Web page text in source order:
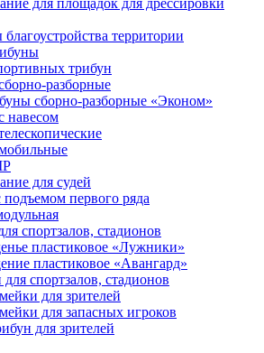
для площадок для дрессировки
территории
трибун
разборные
сборно-разборные «Эконом»
навесом
для судей
подъемом первого ряда
спортзалов, стадионов
пластиковое «Лужники»
пластиковое «Авангард»
спортзалов, стадионов
для зрителей
для запасных игроков
для зрителей